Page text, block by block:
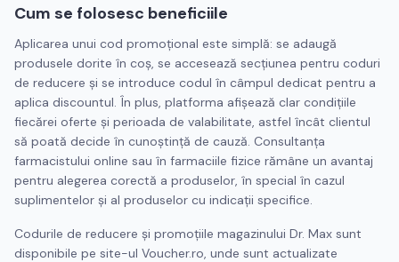
Cum se folosesc beneficiile
Aplicarea unui cod promoțional este simplă: se adaugă
produsele dorite în coș, se accesează secțiunea pentru coduri
de reducere și se introduce codul în câmpul dedicat pentru a
aplica discountul. În plus, platforma afișează clar condițiile
fiecărei oferte și perioada de valabilitate, astfel încât clientul
să poată decide în cunoștință de cauză. Consultanța
farmacistului online sau în farmaciile fizice rămâne un avantaj
pentru alegerea corectă a produselor, în special în cazul
suplimentelor și al produselor cu indicații specifice.
Codurile de reducere și promoțiile magazinului Dr. Max sunt
disponibile pe site-ul Voucher.ro, unde sunt actualizate